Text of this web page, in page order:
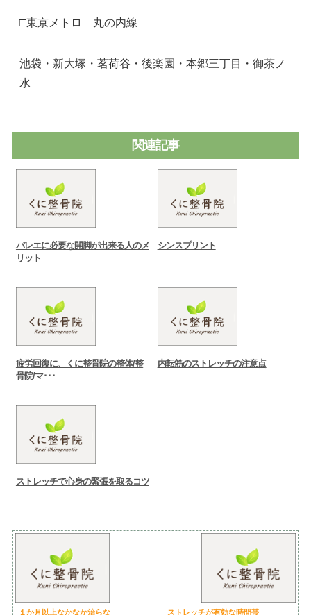
□東京メトロ 丸の内線
池袋・新大塚・茗荷谷・後楽園・本郷三丁目・御茶ノ
水
関連記事
バレエに必要な開脚が出来る人のメ
リット
シンスプリント
疲労回復に、くに整骨院の整体/整
骨院/マ･･･
内転筋のストレッチの注意点
ストレッチで心身の緊張を取るコツ
１か月以上なかなか治らな ストレッチが有効な時間帯